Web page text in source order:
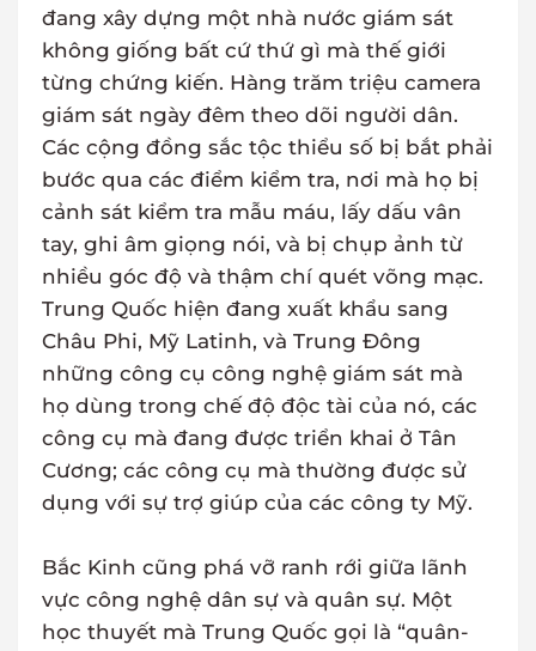
đang xây dựng một nhà nước giám sát
không giống bất cứ thứ gì mà thế giới
từng chứng kiến. Hàng trăm triệu camera
giám sát ngày đêm theo dõi người dân.
Các cộng đồng sắc tộc thiểu số bị bắt phải
bước qua các điểm kiểm tra, nơi mà họ bị
cảnh sát kiểm tra mẫu máu, lấy dấu vân
tay, ghi âm giọng nói, và bị chụp ảnh từ
nhiều góc độ và thậm chí quét võng mạc.
Trung Quốc hiện đang xuất khẩu sang
Châu Phi, Mỹ Latinh, và Trung Đông
những công cụ công nghệ giám sát mà
họ dùng trong chế độ độc tài của nó, các
công cụ mà đang được triển khai ở Tân
Cương; các công cụ mà thường được sử
dụng với sự trợ giúp của các công ty Mỹ.
Bắc Kinh cũng phá vỡ ranh rới giữa lãnh
vực công nghệ dân sự và quân sự. Một
học thuyết mà Trung Quốc gọi là “quân-